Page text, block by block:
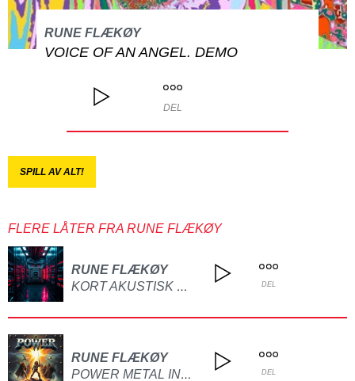
RUNE FLÆKØY
VOICE OF AN ANGEL. DEMO
DEL
SPILL AV ALT!
FLERE LÅTER FRA RUNE FLÆKØY
RUNE FLÆKØY
KORT AKUSTISK DEMO UTEN TEKST DEL
RUNE FLÆKØY
POWER METAL INSTRUMENTAL(DEMO) DEL